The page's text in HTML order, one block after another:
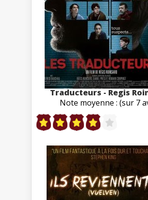
Traducteurs - Regis
Note moyenne : (sur 7